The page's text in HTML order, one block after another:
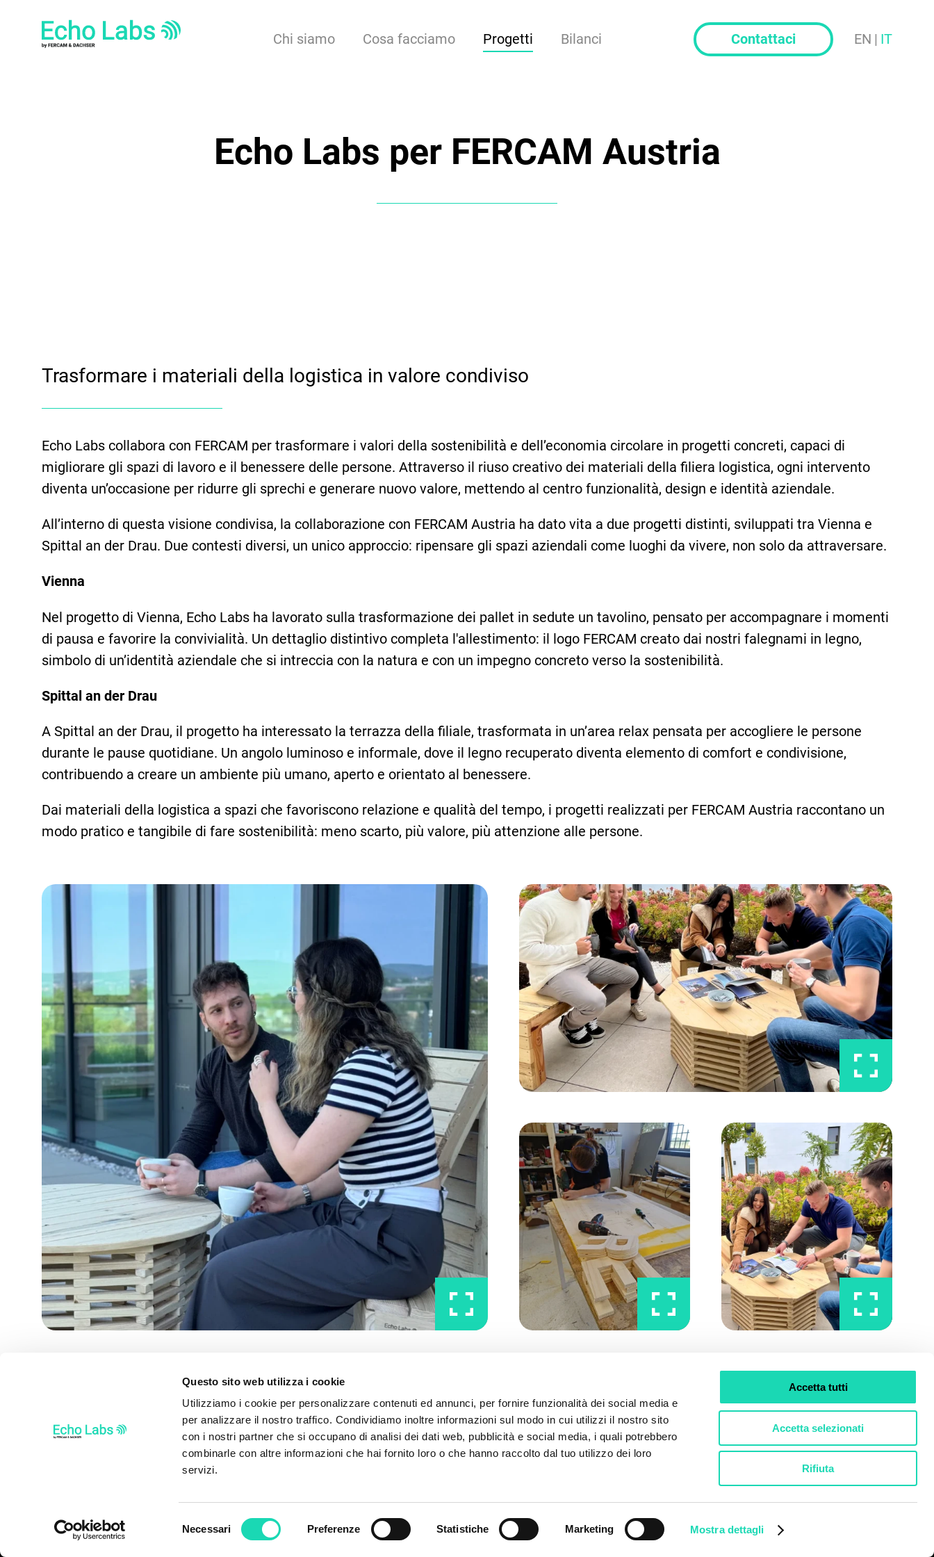
Questo sito web utilizza i cookie
Utilizziamo i cookie per personalizzare contenuti ed annunci, per fornire funzionalità dei social media e
per analizzare il nostro traffico. Condividiamo inoltre informazioni sul modo in cui utilizzi il nostro sito
con i nostri partner che si occupano di analisi dei dati web, pubblicità e social media, i quali potrebbero
combinarle con altre informazioni che hai fornito loro o che hanno raccolto dal tuo utilizzo dei loro
servizi.
Necessari Preferenze Statistiche Marketing Mostra dettagli
Accetta tutti
Accetta selezionati
Rifiuta
Chi siamo Cosa facciamo Progetti Bilanci Contattaci EN | IT
Echo Labs per FERCAM Austria
Trasformare i materiali della logistica in valore condiviso
Echo Labs collabora con FERCAM per trasformare i valori della sostenibilità e dell’economia circolare in progetti concreti, capaci di
migliorare gli spazi di lavoro e il benessere delle persone. Attraverso il riuso creativo dei materiali della filiera logistica, ogni intervento
diventa un’occasione per ridurre gli sprechi e generare nuovo valore, mettendo al centro funzionalità, design e identità aziendale.
All’interno di questa visione condivisa, la collaborazione con FERCAM Austria ha dato vita a due progetti distinti, sviluppati tra Vienna e
Spittal an der Drau. Due contesti diversi, un unico approccio: ripensare gli spazi aziendali come luoghi da vivere, non solo da attraversare.
Vienna
Nel progetto di Vienna, Echo Labs ha lavorato sulla trasformazione dei pallet in sedute un tavolino, pensato per accompagnare i momenti
di pausa e favorire la convivialità. Un dettaglio distintivo completa l'allestimento: il logo FERCAM creato dai nostri falegnami in legno,
simbolo di un’identità aziendale che si intreccia con la natura e con un impegno concreto verso la sostenibilità.
Spittal an der Drau
A Spittal an der Drau, il progetto ha interessato la terrazza della filiale, trasformata in un’area relax pensata per accogliere le persone
durante le pause quotidiane. Un angolo luminoso e informale, dove il legno recuperato diventa elemento di comfort e condivisione,
contribuendo a creare un ambiente più umano, aperto e orientato al benessere.
Dai materiali della logistica a spazi che favoriscono relazione e qualità del tempo, i progetti realizzati per FERCAM Austria raccontano un
modo pratico e tangibile di fare sostenibilità: meno scarto, più valore, più attenzione alle persone.